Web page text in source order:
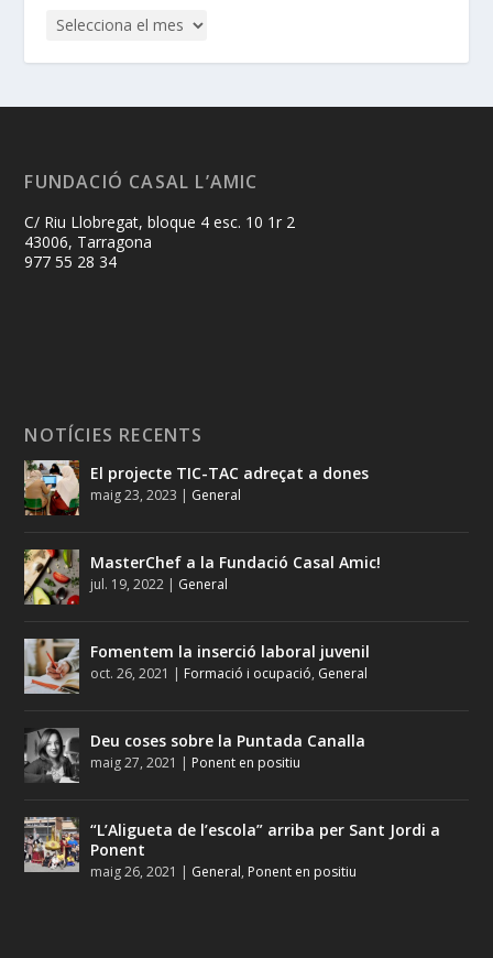
FUNDACIÓ CASAL L’AMIC
C/ Riu Llobregat, bloque 4 esc. 10 1r 2
43006, Tarragona
977 55 28 34
NOTÍCIES RECENTS
El projecte TIC-TAC adreçat a dones
maig 23, 2023 | General
MasterChef a la Fundació Casal Amic!
jul. 19, 2022 | General
Fomentem la inserció laboral juvenil
oct. 26, 2021 | Formació i ocupació, General
Deu coses sobre la Puntada Canalla
maig 27, 2021 | Ponent en positiu
“L’Aligueta de l’escola” arriba per Sant Jordi a
Ponent
maig 26, 2021 | General, Ponent en positiu